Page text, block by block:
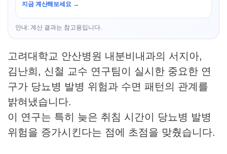
지금 계산해보세요 →
안내: 계산 결과는 참고용입니다.
고려대학교 안산병원 내분비내과의 서지아,
김난희, 신철 교수 연구팀이 실시한 중요한 연
구가 당뇨병 발병 위험과 수면 패턴의 관계를
밝혀냈습니다.
이 연구는 특히 늦은 취침 시간이 당뇨병 발병
위험을 증가시킨다는 점에 초점을 맞췄습니다.